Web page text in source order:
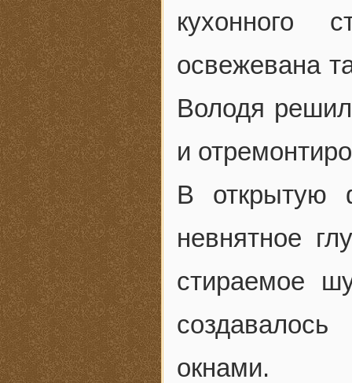
кухонного
освежевана
Володя
и
В открытую
невнятное
стираемое
окнами.